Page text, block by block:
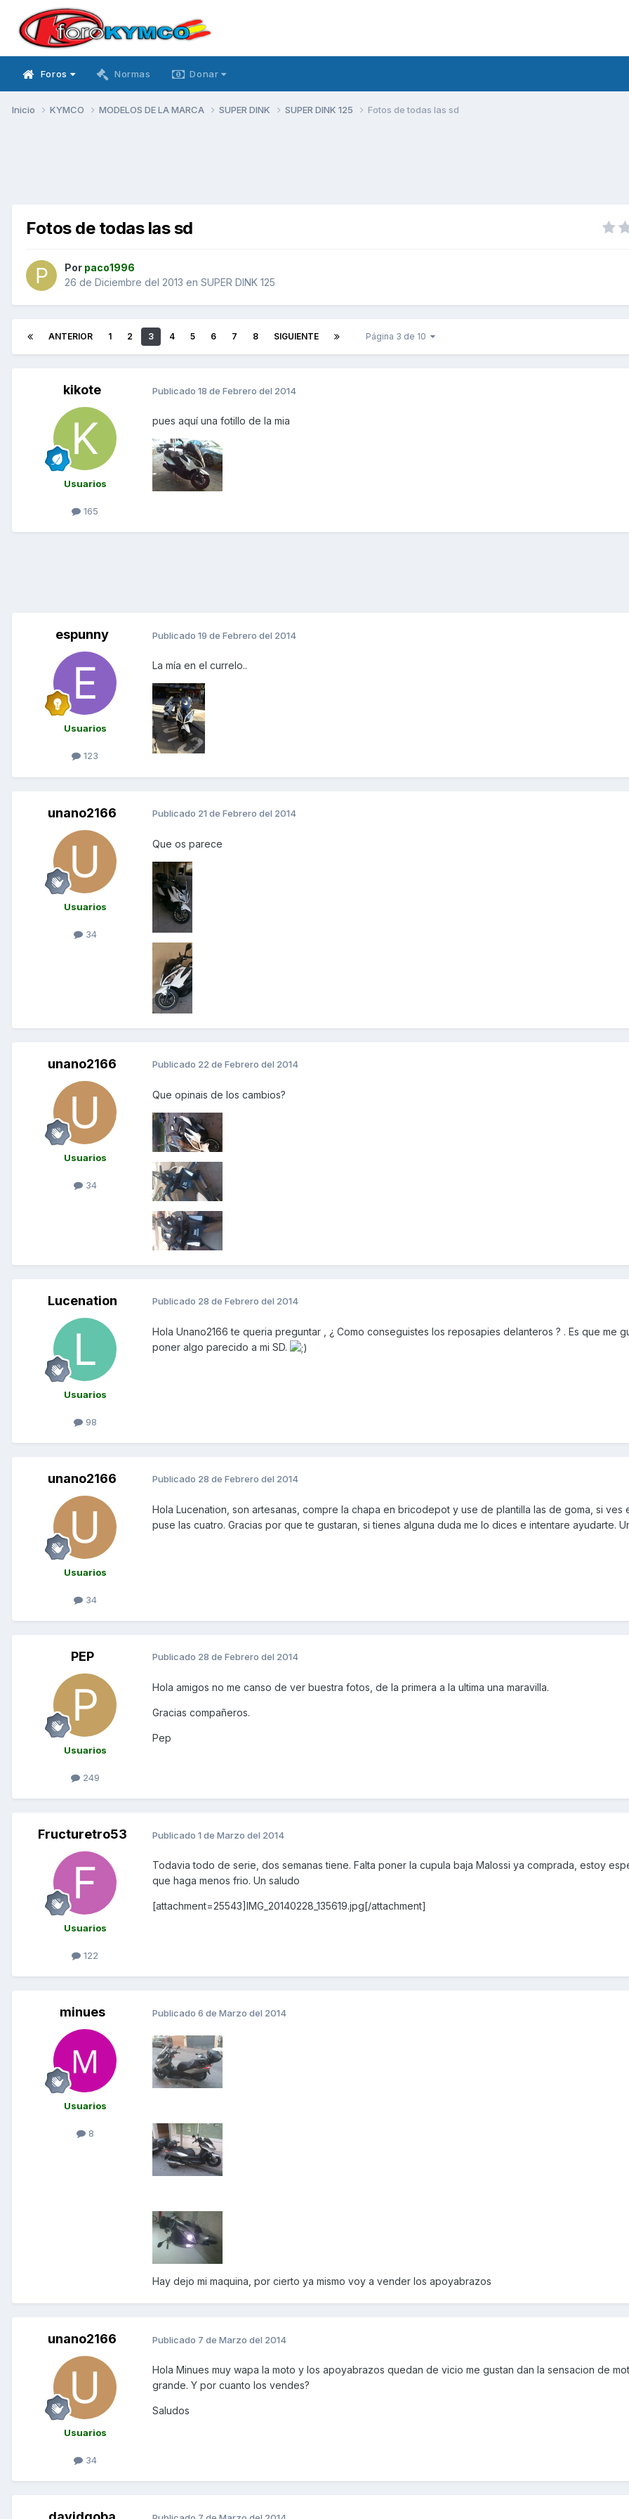
Foros Normas Donar
Inicio KYMCO MODELOS DE LA MARCA SUPER DINK SUPER DINK 125 Fotos de todas las sd
Fotos de todas las sd
Por paco1996
26 de Diciembre del 2013 en SUPER DINK 125
ANTERIOR 1 2 3 4 5 6 7 8 SIGUIENTE Página 3 de 10
kikote
Usuarios
165
Publicado 18 de Febrero del 2014
pues aquí una fotillo de la mia
espunny
Usuarios
123
Publicado 19 de Febrero del 2014
La mía en el currelo..
unano2166
Usuarios
34
Publicado 21 de Febrero del 2014
Que os parece
unano2166
Usuarios
34
Publicado 22 de Febrero del 2014
Que opinais de los cambios?
Lucenation
Usuarios
98
Publicado 28 de Febrero del 2014
Hola Unano2166 te queria preguntar , ¿ Como conseguistes los reposapies delanteros ? . Es que me
poner algo parecido a mi SD.
unano2166
Usuarios
34
Publicado 28 de Febrero del 2014
Hola Lucenation, son artesanas, compre la chapa en bricodepot y use de plantilla las de goma, si ves
puse las cuatro. Gracias por que te gustaran, si tienes alguna duda me lo dices e intentare ayudarte.
PEP
Usuarios
249
Publicado 28 de Febrero del 2014
Hola amigos no me canso de ver buestra fotos, de la primera a la ultima una maravilla.
Gracias compañeros.
Pep
Fructuretro53
Usuarios
122
Publicado 1 de Marzo del 2014
Todavia todo de serie, dos semanas tiene. Falta poner la cupula baja Malossi ya comprada, estoy
que haga menos frio. Un saludo
[attachment=25543]IMG_20140228_135619.jpg[/attachment]
minues
Usuarios
8
Publicado 6 de Marzo del 2014
Hay dejo mi maquina, por cierto ya mismo voy a vender los apoyabrazos
unano2166
Usuarios
34
Publicado 7 de Marzo del 2014
Hola Minues muy wapa la moto y los apoyabrazos quedan de vicio me gustan dan la sensacion de
grande. Y por cuanto los vendes?
Saludos